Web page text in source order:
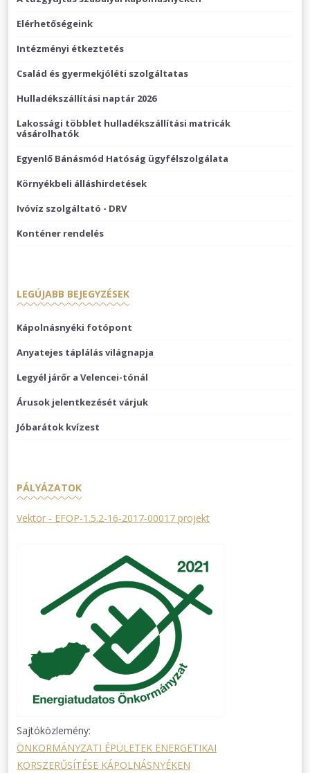
Elérhetőségeink
Intézményi étkeztetés
Család és gyermekjóléti szolgáltatas
Hulladékszállítási naptár 2026
Lakossági többlet hulladékszállítási matricák
vásárolhatók
Egyenlő Bánásmód Hatóság ügyfélszolgálata
Környékbeli álláshirdetések
Ivóvíz szolgáltató - DRV
Konténer rendelés
LEGÚJABB BEJEGYZÉSEK
Kápolnásnyéki fotópont
Anyatejes táplálás világnapja
Legyél járőr a Velencei-tónál
Árusok jelentkezését várjuk
Jóbarátok kvízest
PÁLYÁZATOK
Vektor - EFOP-1.5.2-16-2017-00017 projekt
Sajtóközlemény:
ÖNKORMÁNYZATI ÉPÜLETEK ENERGETIKAI
KORSZERŰSÍTÉSE KÁPOLNÁSNYÉKEN